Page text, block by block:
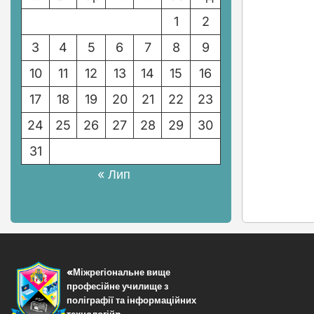
1
2
3
4 5 6 7 8
9
10
11 12 13 14 15
16
17
18 19 20 21 22
23
24
25 26 27 28 29
30
31
« Лип
«Міжрегіональне вище
професійне училище з
поліграфії та інформаційних